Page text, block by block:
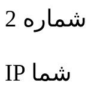
2
IP شما